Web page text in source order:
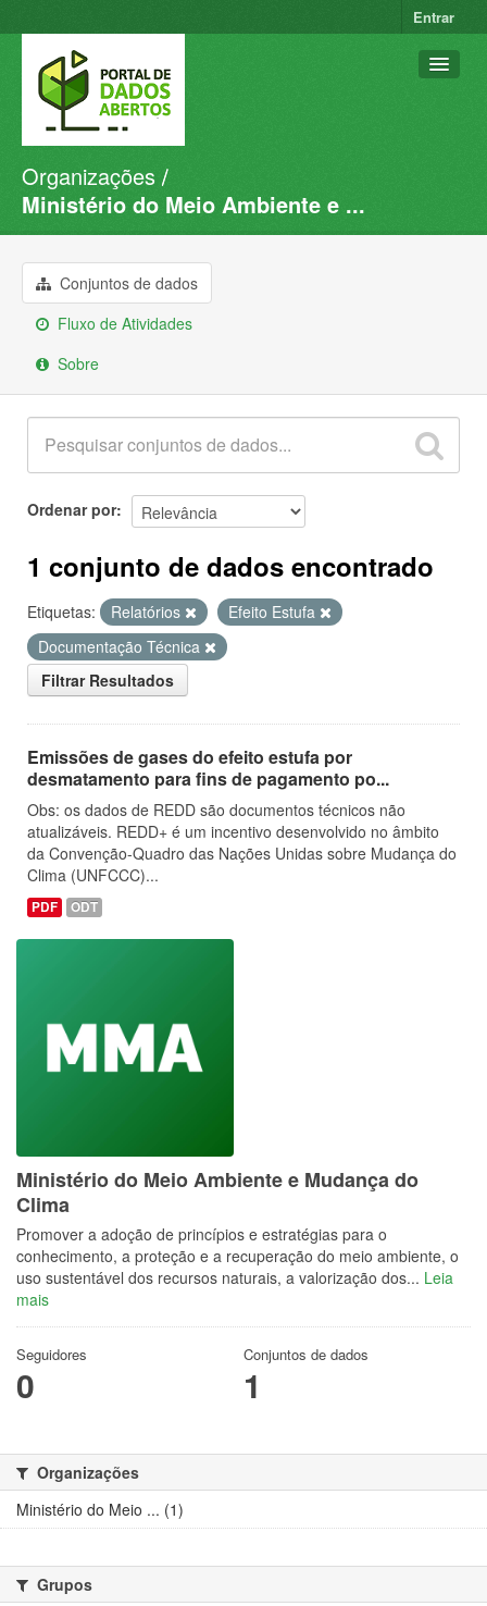
Entrar
Conjuntos de dados
Organizações
Sobre
Organizações
Ministério do Meio Ambiente e ...
Conjuntos de dados
Fluxo de Atividades
Sobre
Ordenar por
1 conjunto de dados encontrado
Etiquetas: Relatórios
Efeito Estufa
Documentação Técnica
Filtrar Resultados
Emissões de gases do efeito estufa por
desmatamento para fins de pagamento po...
Obs: os dados de REDD são documentos técnicos não
atualizáveis. REDD+ é um incentivo desenvolvido no âmbito
da Convenção-Quadro das Nações Unidas sobre Mudança do
Clima (UNFCCC)...
PDF ODT
Ministério do Meio Ambiente e Mudança do
Clima
Promover a adoção de princípios e estratégias para o
conhecimento, a proteção e a recuperação do meio ambiente, o
uso sustentável dos recursos naturais, a valorização dos... Leia
mais
Seguidores
0
Conjuntos de dados
1
Organizações
Ministério do Meio ... (1)
Grupos